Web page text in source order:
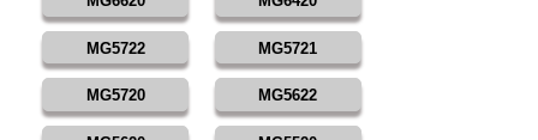
MG5722 MG5721
MG5720 MG5622